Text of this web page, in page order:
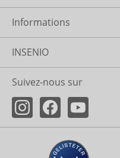
Informations
INSENIO
Suivez-nous sur